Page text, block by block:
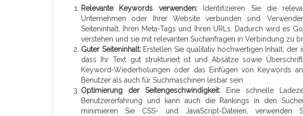
Relevante Keywords verwenden:Identifizieren Sie die
Unternehmen oder Ihrer Website verbunden sind.
Seiteninhalt, Ihren Meta-Tags und Ihren URLs. Dadurch wird es
verstehen und sie mit relevanten Suchanfragen in Verbindung zu
Guter Seiteninhalt:Erstellen Sie qualitativ hochwertigen Inhalt, der
dass Ihr Text gut strukturiert ist und Absätze sowie
Keyword-Wiederholungen oder das Einfügen von Keywords
Benutzer als auch für Suchmaschinen lesbar sein.
Optimierung der Seitengeschwindigkeit:Eine schnelle
Benutzererfahrung und kann auch die Rankings in den
minimieren Sie CSS- und JavaScript-Dateien,